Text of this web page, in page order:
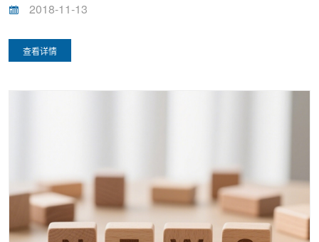
2018-11-13
查看详情